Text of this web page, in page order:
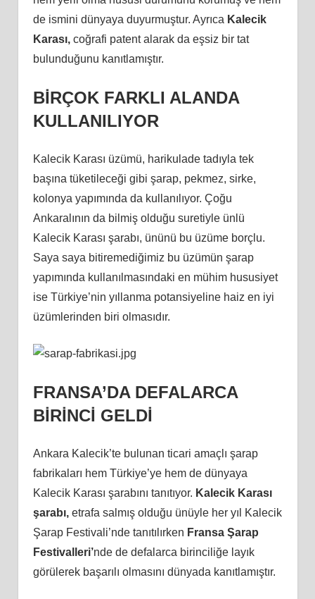
de ismini dünyaya duyurmuştur. Ayrıca Kalecik
Karası,coğrafi patent alarak da eşsiz bir tat
bulunduğunu kanıtlamıştır.
BİRÇOK FARKLI ALANDA
KULLANILIYOR
Kalecik Karası üzümü, harikulade tadıyla tek
başına tüketileceği gibi şarap, pekmez, sirke,
kolonya yapımında da kullanılıyor. Çoğu
Ankaralının da bilmiş olduğu suretiyle ünlü
Kalecik Karası şarabı, ününü bu üzüme borçlu.
Saya saya bitiremediğimiz bu üzümün şarap
yapımında kullanılmasındaki en mühim hususiyet
ise Türkiye’nin yıllanma potansiyeline haiz en iyi
üzümlerinden biri olmasıdır.
FRANSA’DA DEFALARCA
BİRİNCİ GELDİ
Ankara Kalecik’te bulunan ticari amaçlı şarap
fabrikaları hem Türkiye’ye hem de dünyaya
Kalecik Karası şarabını tanıtıyor. Kalecik Karası
şarabı,etrafa salmış olduğu ünüyle her yıl Kalecik
Şarap Festivali’nde tanıtılırken Fransa Şarap
Festivalleri’nde de defalarca birinciliğe layık
görülerek başarılı olmasını dünyada kanıtlamıştır.